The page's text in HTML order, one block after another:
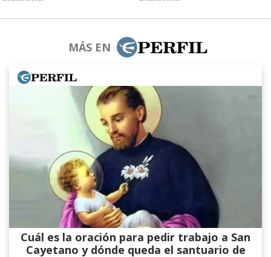
MÁS EN
Cuál es la oración para pedir trabajo a San
Cayetano y dónde queda el santuario de